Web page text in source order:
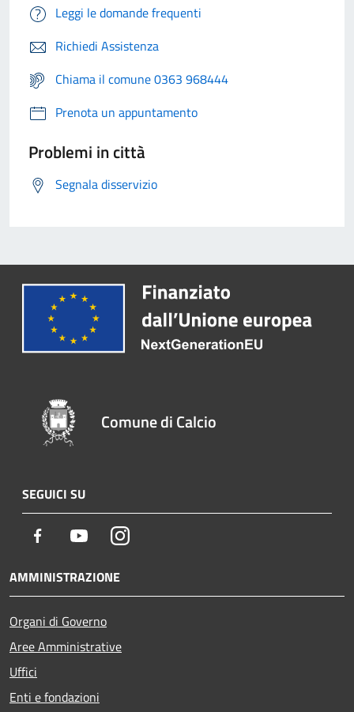
Leggi le domande frequenti
Richiedi Assistenza
Chiama il comune 0363 968444
Prenota un appuntamento
Problemi in città
Segnala disservizio
Comune di Calcio
SEGUICI SU
Facebook YoutubeInstagram
AMMINISTRAZIONE
Organi di Governo
Aree Amministrative
Uffici
Enti e fondazioni